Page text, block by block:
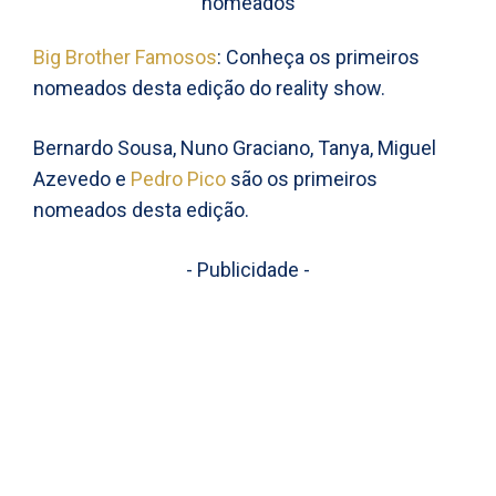
Big Brother Famosos: Conheça os primeiros
nomeados desta edição do reality show.
Bernardo Sousa, Nuno Graciano, Tanya, Miguel
Azevedo e Pedro Pico são os primeiros
nomeados desta edição.
- Publicidade -